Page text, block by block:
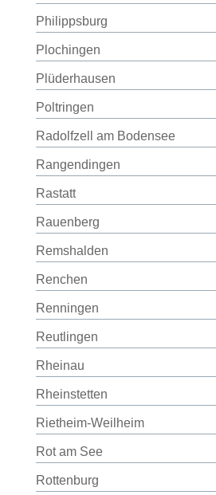
Philippsburg
Plochingen
Plüderhausen
Poltringen
Radolfzell am Bodensee
Rangendingen
Rastatt
Rauenberg
Remshalden
Renchen
Renningen
Reutlingen
Rheinau
Rheinstetten
Rietheim-Weilheim
Rot am See
Rottenburg